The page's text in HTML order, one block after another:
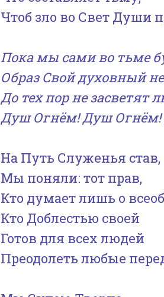
Чтоб зло во Свет Души
Пока мы сами во тьме
Образ Свой духовный
До тех пор не засветят
Душ Огнём! Душ
На Путь Служенья став,
Мы поняли: тот прав,
Кто думает лишь о
Кто Доблестью своей
Готов для всех людей
Преодолеть любые